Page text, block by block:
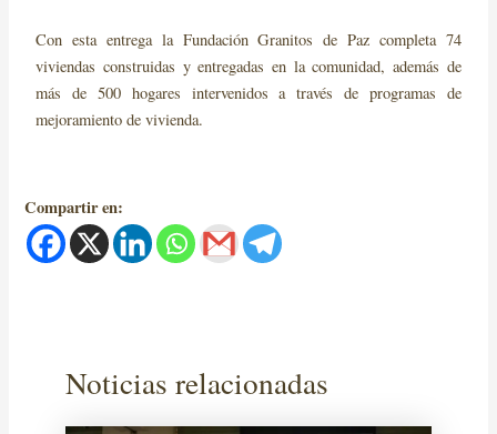
Con esta entrega la Fundación Granitos de Paz completa 74
viviendas construidas y entregadas en la comunidad, además de
más de 500 hogares intervenidos a través de programas de
mejoramiento de vivienda.
Compartir en:
Noticias relacionadas